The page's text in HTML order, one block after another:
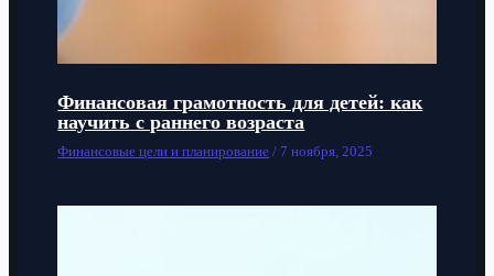
Финансовая грамотность для детей: как
научить с раннего возраста
Финансовые цели и планирование /7 ноября, 2025